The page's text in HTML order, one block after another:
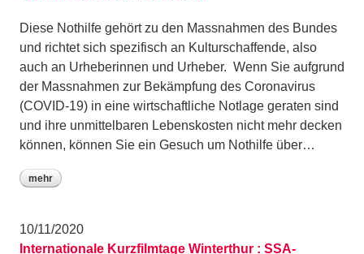
Diese Nothilfe gehört zu den Massnahmen des Bundes
und richtet sich spezifisch an Kulturschaffende, also
auch an Urheberinnen und Urheber. Wenn Sie aufgrund
der Massnahmen zur Bekämpfung des Coronavirus
(COVID-19) in eine wirtschaftliche Notlage geraten sind
und ihre unmittelbaren Lebenskosten nicht mehr decken
können, können Sie ein Gesuch um Nothilfe über…
mehr
10/11/2020
Internationale Kurzfilmtage Winterthur : SSA-